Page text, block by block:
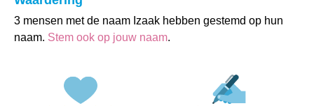
3 mensen met de naam Izaak hebben gestemd op hun
naam. Stem ook op jouw naam.